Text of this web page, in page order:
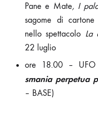
Pane e Mate, I
sagome di
nello spettacolo La
22 luglio
ore 18.00 – UFO
smania perpetua
– BASE)